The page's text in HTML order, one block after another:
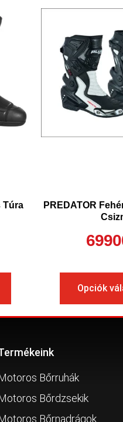
Túra
PREDATOR
Opciók
Bőrruhák
Bőrdzsekik
Bőrnadrágok